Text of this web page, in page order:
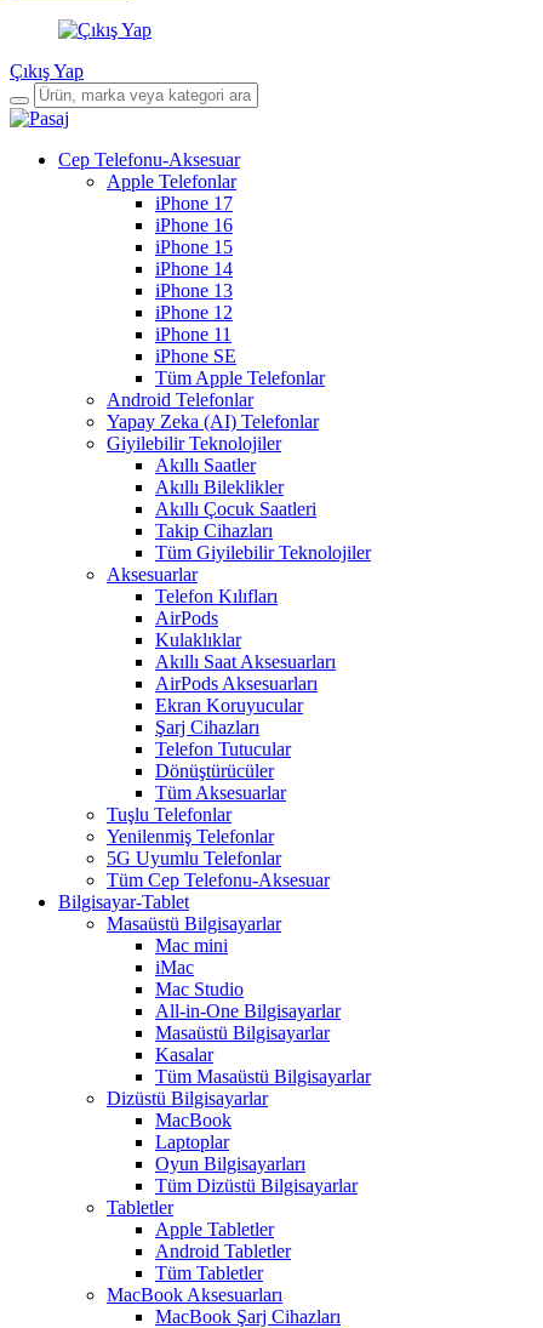
Çıkış Yap
Cep Telefonu-Aksesuar
Apple Telefonlar
iPhone 17
iPhone 16
iPhone 15
iPhone 14
iPhone 13
iPhone 12
iPhone 11
iPhone SE
Tüm Apple Telefonlar
Android Telefonlar
Yapay Zeka (AI) Telefonlar
Giyilebilir Teknolojiler
Akıllı Saatler
Akıllı Bileklikler
Akıllı Çocuk Saatleri
Takip Cihazları
Tüm Giyilebilir Teknolojiler
Aksesuarlar
Telefon Kılıfları
AirPods
Kulaklıklar
Akıllı Saat Aksesuarları
AirPods Aksesuarları
Ekran Koruyucular
Şarj Cihazları
Telefon Tutucular
Dönüştürücüler
Tüm Aksesuarlar
Tuşlu Telefonlar
Yenilenmiş Telefonlar
5G Uyumlu Telefonlar
Tüm Cep Telefonu-Aksesuar
Bilgisayar-Tablet
Masaüstü Bilgisayarlar
Mac mini
iMac
Mac Studio
All-in-One Bilgisayarlar
Masaüstü Bilgisayarlar
Kasalar
Tüm Masaüstü Bilgisayarlar
Dizüstü Bilgisayarlar
MacBook
Laptoplar
Oyun Bilgisayarları
Tüm Dizüstü Bilgisayarlar
Tabletler
Apple Tabletler
Android Tabletler
Tüm Tabletler
MacBook Aksesuarları
MacBook Şarj Cihazları